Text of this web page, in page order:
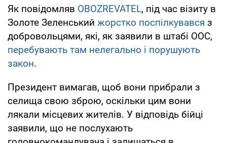
Як повідомляв OBOZREVATEL, під час візиту в
Золоте Зеленський жорстко поспілкувався з
добровольцями, які, як заявили в штабі ООС,
перебувають там нелегально і порушують
закон.
Президент вимагав, щоб вони прибрали з
селища свою зброю, оскільки цим вони
лякали місцевих жителів. У відповідь бійці
заявили, що не послухають